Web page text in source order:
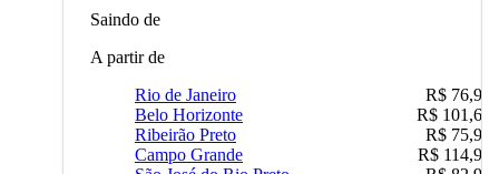
Saindo de
A partir de
Rio de Janeiro
R$ 76,90
Belo Horizonte
R$ 101,67
Ribeirão Preto
R$ 75,90
Campo Grande
R$ 114,90